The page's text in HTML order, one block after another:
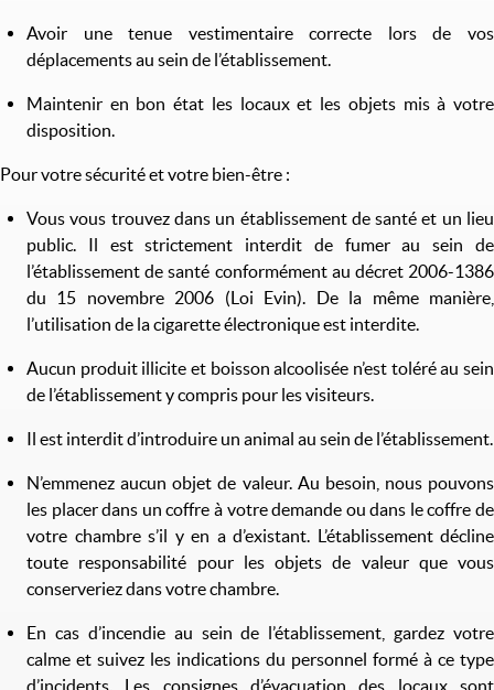
Avoir une tenue vestimentaire correcte lors de vos
déplacements au sein de l’établissement.
Maintenir en bon état les locaux et les objets mis à votre
disposition.
Pour votre sécurité et votre bien-être :
Vous vous trouvez dans un établissement de santé et un lieu
public. Il est strictement interdit de fumer au sein de
l’établissement de santé conformément au décret 2006-1386
du 15 novembre 2006 (Loi Evin). De la même manière,
l’utilisation de la cigarette électronique est interdite.
Aucun produit illicite et boisson alcoolisée n’est toléré au sein
de l’établissement y compris pour les visiteurs.
Il est interdit d’introduire un animal au sein de l’établissement.
N’emmenez aucun objet de valeur. Au besoin, nous pouvons
les placer dans un coffre à votre demande ou dans le coffre de
votre chambre s’il y en a d’existant. L’établissement décline
toute responsabilité pour les objets de valeur que vous
conserveriez dans votre chambre.
En cas d’incendie au sein de l’établissement, gardez votre
calme et suivez les indications du personnel formé à ce type
d’incidents. Les consignes d’évacuation des locaux sont